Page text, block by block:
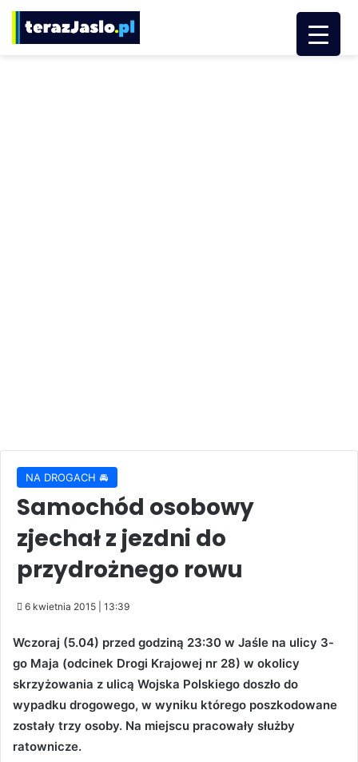
NA DROGACH 🚘
Samochód osobowy
zjechał z jezdni do
przydrożnego rowu
6 kwietnia 2015 | 13:39
Wczoraj (5.04) przed godziną 23:30 w Jaśle na ulicy 3-
go Maja (odcinek Drogi Krajowej nr 28) w okolicy
skrzyżowania z ulicą Wojska Polskiego doszło do
wypadku drogowego, w wyniku którego poszkodowane
zostały trzy osoby. Na miejscu pracowały służby
ratownicze.